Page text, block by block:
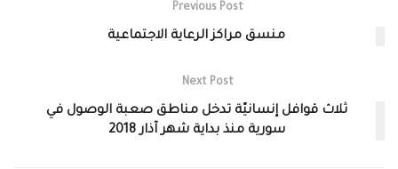
Previous Post
منسق مراكز الرعاية الاجتماعية
Next Post
ثلاث قوافل إنسانيّة تدخل مناطق صعبة الوصول في
سورية منذ بداية شهر آذار 2018